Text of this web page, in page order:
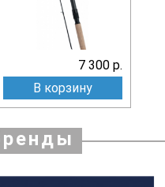
7 300 р.
В корзину